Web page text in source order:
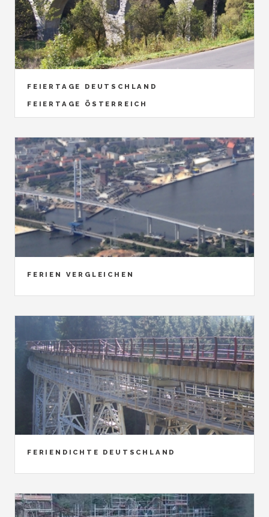
FEIERTAGE DEUTSCHLAND
FEIERTAGE ÖSTERREICH
FERIEN VERGLEICHEN
FERIENDICHTE DEUTSCHLAND